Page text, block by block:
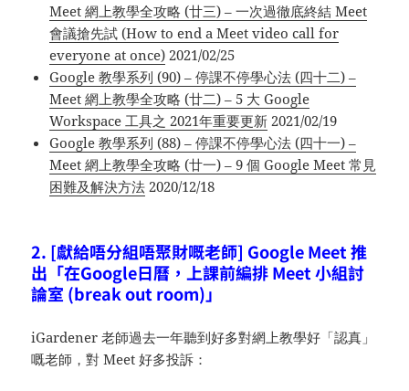
Meet 網上教學全攻略 (廿三) – 一次過徹底終結 Meet
會議搶先試 (How to end a Meet video call for
everyone at once) 2021/02/25
Google 教學系列 (90) – 停課不停學心法 (四十二) –
Meet 網上教學全攻略 (廿二) – 5 大 Google
Workspace 工具之 2021年重要更新 2021/02/19
Google 教學系列 (88) – 停課不停學心法 (四十一) –
Meet 網上教學全攻略 (廿一) – 9 個 Google Meet 常見
困難及解決方法 2020/12/18
2. [獻給唔分組唔聚財嘅老師] Google Meet 推
出「在Google日曆，上課前編排 Meet 小組討
論室 (break out room)」
iGardener 老師過去一年聽到好多對網上教學好「認真」
嘅老師，對 Meet 好多投訴：